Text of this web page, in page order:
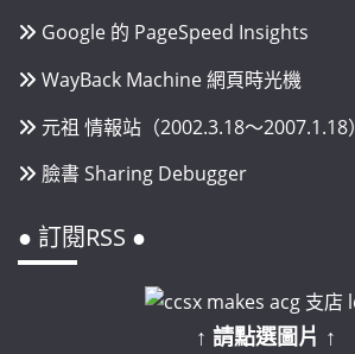
Google 的 PageSpeed Insights
WayBack Machine 網頁時光機
元祖 情報站（2002.3.18～2007.1.18）
臉書 Sharing Debugger
● 訂閱RSS ●
↑ 請點選圖片 ↑